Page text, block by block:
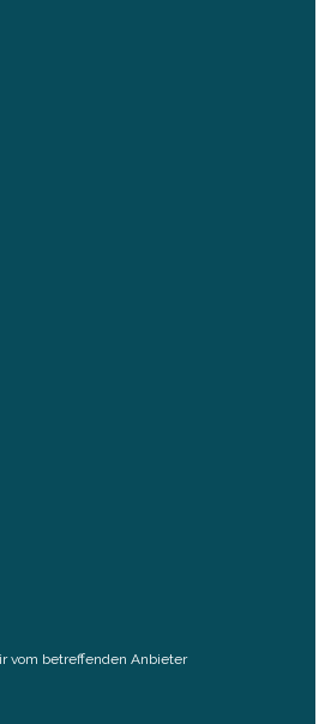
vom betreffenden Anbieter